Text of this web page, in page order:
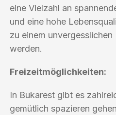
eine Vielzahl an
und eine hohe
zu einem unvergesslichen
werden.
Freizeitmöglichkeiten:
In Bukarest gibt es
gemütlich spazieren